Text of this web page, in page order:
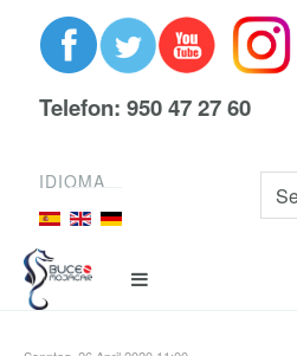
Telefon: 950 47 27 60
IDIOMA